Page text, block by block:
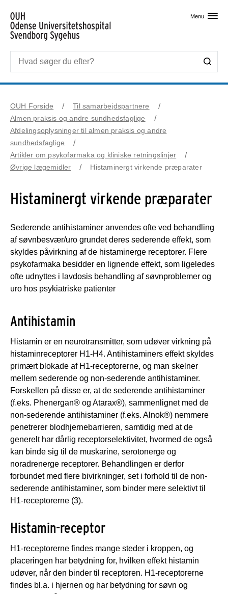
Menu
OUH Forside
Til samarbejdspartnere
Almen praksis og andre sundhedsfaglige
Afdelingsoplysninger til almen praksis og andre
sundhedsfaglige
Artikler om psykofarmaka og kliniske retningslinjer
Øvrige lægemidler
Histaminergt virkende præparater
Histaminergt virkende præparater
Sederende antihistaminer anvendes ofte ved behandling
af søvnbesvær/uro grundet deres sederende effekt, som
skyldes påvirkning af de histaminerge receptorer. Flere
psykofarmaka besidder en lignende effekt, som ligeledes
ofte udnyttes i lavdosis behandling af søvnproblemer og
uro hos psykiatriske patienter
Antihistamin
Histamin er en neurotransmitter, som udøver virkning på
histaminreceptorer H1-H4. Antihistaminers effekt skyldes
primært blokade af H1-receptorerne, og man skelner
mellem sederende og non-sederende antihistaminer.
Forskellen på disse er, at de sederende antihistaminer
(f.eks. Phenergan® og Atarax®), sammenlignet med de
non-sederende antihistaminer (f.eks. Alnok®) nemmere
penetrerer blodhjernebarrieren, samtidig med at de
generelt har dårlig receptorselektivitet, hvormed de også
kan binde sig til de muskarine, serotonerge og
noradrenerge receptorer. Behandlingen er derfor
forbundet med flere bivirkninger, set i forhold til de non-
sederende antihistaminer, som binder mere selektivt til
H1-receptorerne (3).
Histamin-receptor
H1-receptorerne findes mange steder i kroppen, og
placeringen har betydning for, hvilken effekt histamin
udøver, når den binder til receptoren. H1-receptorerne
findes bl.a. i hjernen og har betydning for søvn og